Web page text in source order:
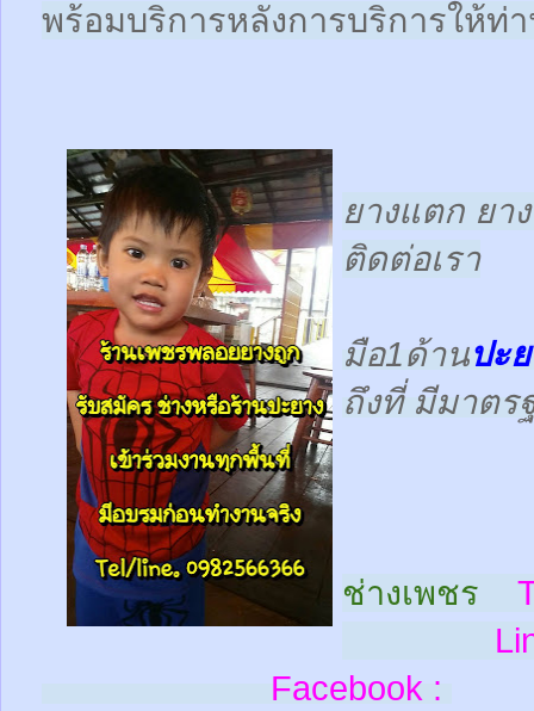
พร้อมบริการหลังการบริการให้ท่
ยางแตก ยา
ติดต่อเรา
มือ1ด้านปะ
ถึงที่ มีมาตร
ช่างเพชร
Facebook :